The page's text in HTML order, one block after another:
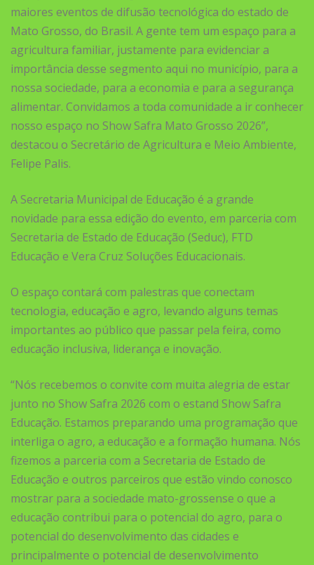
maiores eventos de difusão tecnológica do estado de
Mato Grosso, do Brasil. A gente tem um espaço para a
agricultura familiar, justamente para evidenciar a
importância desse segmento aqui no município, para a
nossa sociedade, para a economia e para a segurança
alimentar. Convidamos a toda comunidade a ir conhecer
nosso espaço no Show Safra Mato Grosso 2026”,
destacou o Secretário de Agricultura e Meio Ambiente,
Felipe Palis.
A Secretaria Municipal de Educação é a grande
novidade para essa edição do evento, em parceria com
Secretaria de Estado de Educação (Seduc), FTD
Educação e Vera Cruz Soluções Educacionais.
O espaço contará com palestras que conectam
tecnologia, educação e agro, levando alguns temas
importantes ao público que passar pela feira, como
educação inclusiva, liderança e inovação.
“Nós recebemos o convite com muita alegria de estar
junto no Show Safra 2026 com o estand Show Safra
Educação. Estamos preparando uma programação que
interliga o agro, a educação e a formação humana. Nós
fizemos a parceria com a Secretaria de Estado de
Educação e outros parceiros que estão vindo conosco
mostrar para a sociedade mato-grossense o que a
educação contribui para o potencial do agro, para o
potencial do desenvolvimento das cidades e
principalmente o potencial de desenvolvimento